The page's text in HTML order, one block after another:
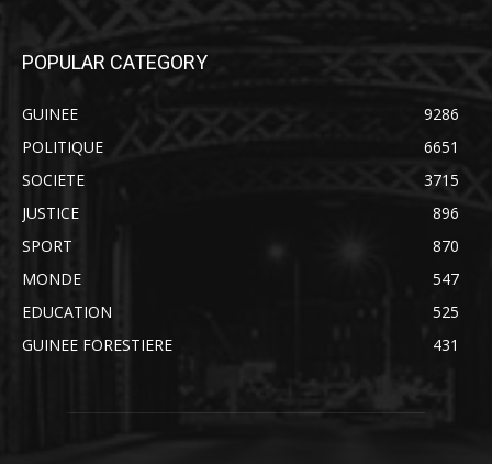
POPULAR CATEGORY
GUINEE
9286
POLITIQUE
6651
SOCIETE
3715
JUSTICE
896
SPORT
870
MONDE
547
EDUCATION
525
GUINEE FORESTIERE
431